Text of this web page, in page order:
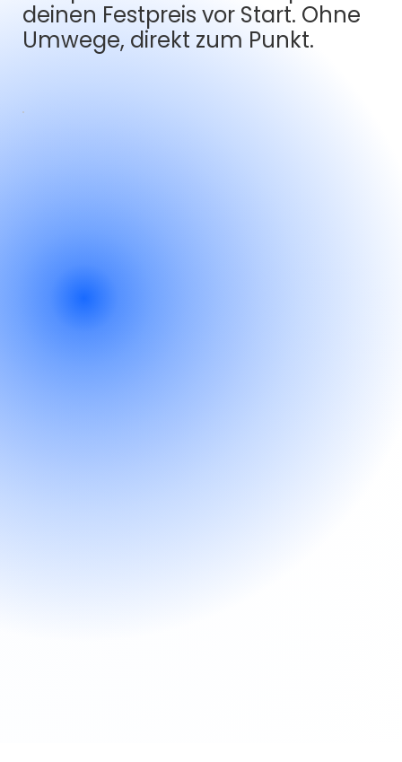
deinen Festpreis vor Start. Ohne
Umwege, direkt zum Punkt.